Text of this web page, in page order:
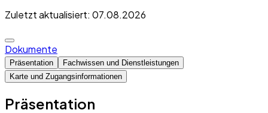
Zuletzt aktualisiert: 07.08.2026
Dokumente
Präsentation
Fachwissen und Dienstleistungen
Karte und Zugangsinformationen
Präsentation